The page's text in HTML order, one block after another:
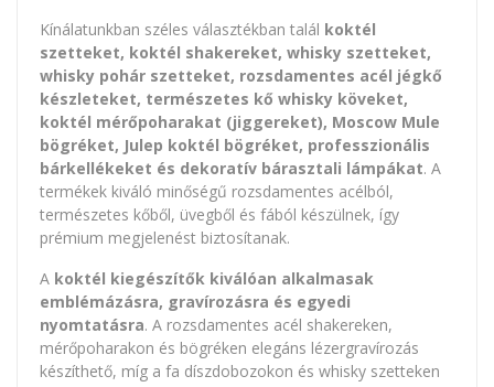
Kínálatunkban széles választékban talál koktél
szetteket, koktél shakereket, whisky szetteket,
whisky pohár szetteket, rozsdamentes acél jégkő
készleteket, természetes kő whisky köveket,
koktél mérőpoharakat (jiggereket), Moscow Mule
bögréket, Julep koktél bögréket, professzionális
bárkellékeket és dekoratív bárasztali lámpákat. A
termékek kiváló minőségű rozsdamentes acélból,
természetes kőből, üvegből és fából készülnek, így
prémium megjelenést biztosítanak.
A koktél kiegészítők kiválóan alkalmasak
emblémázásra, gravírozásra és egyedi
nyomtatásra. A rozsdamentes acél shakereken,
mérőpoharakon és bögréken elegáns lézergravírozás
készíthető, míg a fa díszdobozokon és whisky szetteken